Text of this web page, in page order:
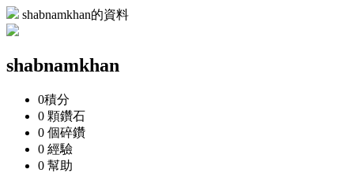
shabnamkhan的資料
shabnamkhan
0積分
0 顆鑽石
0 個碎鑽
0 經驗
0 幫助